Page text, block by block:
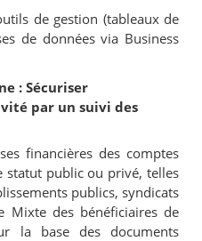
de gestion (tableaux de
de données via Business
: Sécuriser
par un suivi des
financières des comptes
statut public ou privé, telles
publics, syndicats
Mixte des bénéficiaires de
la base des documents